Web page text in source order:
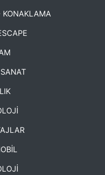
KONAKLAMA